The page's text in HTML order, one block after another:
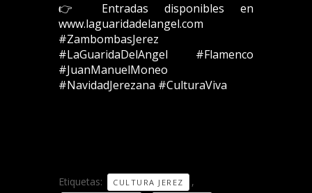
👉 Entradas disponibles en
www.laguaridadelangel.com
#ZambombasJerez
#LaGuaridaDelAngel #Flamenco
#JuanManuelMoneo
#NavidadJerezana #CulturaViva
Etiquetas: CULTURA JEREZ ,